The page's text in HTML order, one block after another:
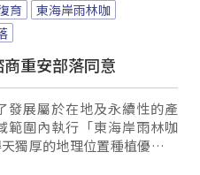
育
東海岸雨林咖
重安部落同意
發展屬於在地及永續性的產
範圍內執行「東海岸雨林咖
獨厚的地理位置種植優質的
同意。